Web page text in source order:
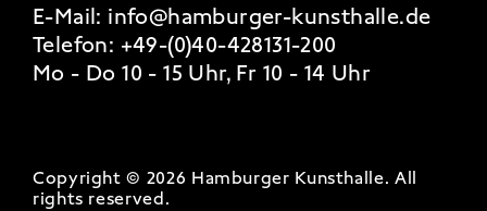
E-Mail: info@hamburger-kunsthalle.de
Telefon: +49-(0)40-428131-200
Mo - Do 10 - 15 Uhr, Fr 10 - 14 Uhr
Copyright © 2026 Hamburger Kunsthalle. All
rights reserved.